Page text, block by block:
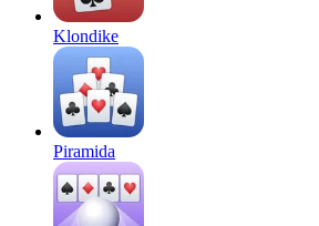
Klondike
Piramida